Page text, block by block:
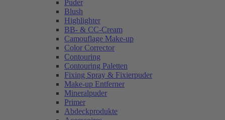
Puder
Blush
Highlighter
BB- & CC-Cream
Camouflage Make-up
Color Corrector
Contouring
Contouring Paletten
Fixing Spray & Fixierpuder
Make-up Entferner
Mineralpuder
Primer
Abdeckprodukte